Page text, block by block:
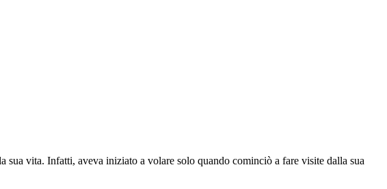
sua vita. Infatti, aveva iniziato a volare solo quando cominciò a fare visite dalla sua